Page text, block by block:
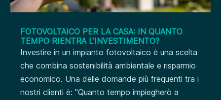
FOTOVOLTAICO PER LA CASA: IN QUANTO
TEMPO RIENTRA L’INVESTIMENTO?
Investire in un impianto fotovoltaico è una scelta
che combina sostenibilità ambientale e risparmio
economico. Una delle domande più frequenti tra i
nostri clienti è: "Quanto tempo impiegherò a